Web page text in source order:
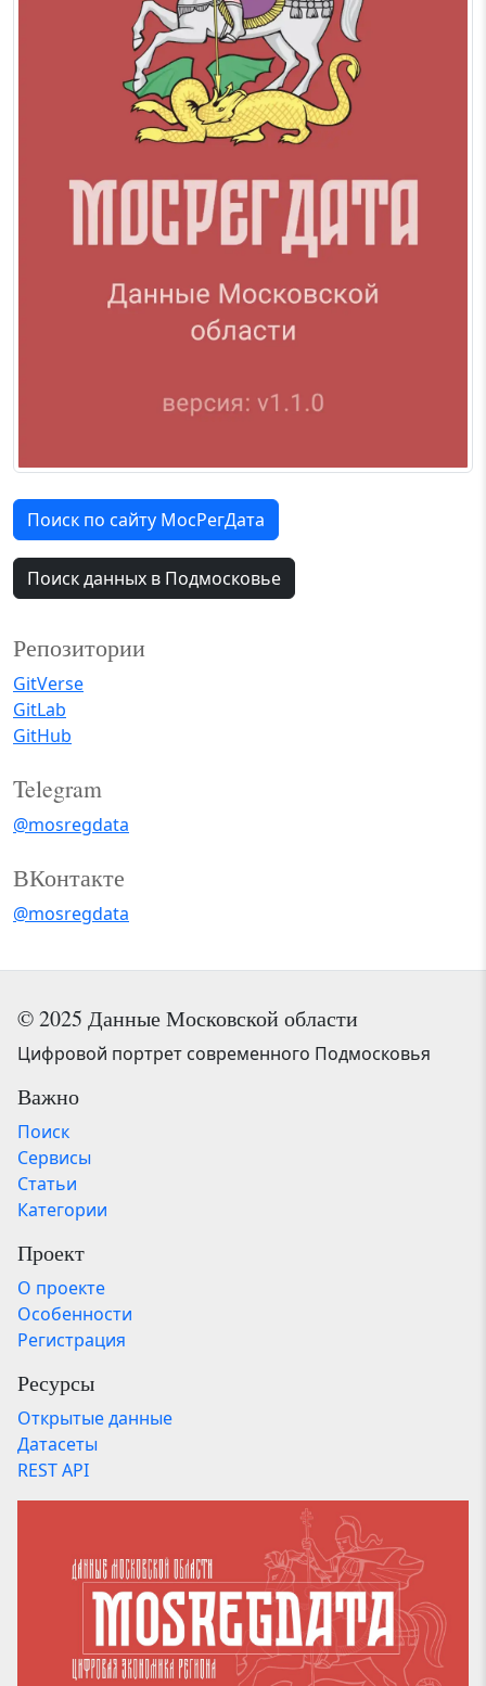
Поиск по сайту МосРегДата
Поиск данных в Подмосковье
Репозитории
GitVerse
GitLab
GitHub
Telegram
@mosregdata
ВКонтакте
@mosregdata
© 2025 Данные Московской области
Цифровой портрет современного Подмосковья
Важно
Поиск
Сервисы
Статьи
Категории
Проект
О проекте
Особенности
Регистрация
Ресурсы
Открытые данные
Датасеты
REST API